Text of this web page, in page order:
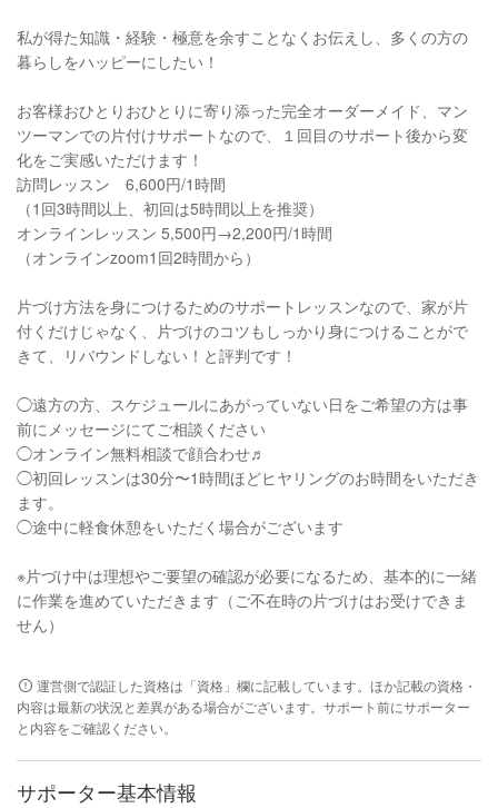
私が得た知識・経験・極意を余すことなくお伝えし、多くの方の
暮らしをハッピーにしたい！
お客様おひとりおひとりに寄り添った完全オーダーメイド、マン
ツーマンでの片付けサポートなので、１回目のサポート後から変
化をご実感いただけます！
訪問レッスン 6,600円/1時間
（1回3時間以上、初回は5時間以上を推奨）
オンラインレッスン 5,500円→2,200円/1時間
（オンラインzoom1回2時間から）
片づけ方法を身につけるためのサポートレッスンなので、家が片
付くだけじゃなく、片づけのコツもしっかり身につけることがで
きて、リバウンドしない！と評判です！
◯遠方の方、スケジュールにあがっていない日をご希望の方は事
前にメッセージにてご相談ください
◯オンライン無料相談で顔合わせ♬
◯初回レッスンは30分〜1時間ほどヒヤリングのお時間をいただき
ます。
◯途中に軽食休憩をいただく場合がございます
※片づけ中は理想やご要望の確認が必要になるため、基本的に一緒
に作業を進めていただきます（ご不在時の片づけはお受けできま
せん）
運営側で認証した資格は「資格」欄に記載しています。ほか記載の資格・
内容は最新の状況と差異がある場合がございます。サポート前にサポーター
と内容をご確認ください。
サポーター基本情報